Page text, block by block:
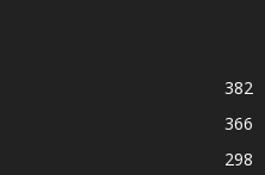
382
366
298